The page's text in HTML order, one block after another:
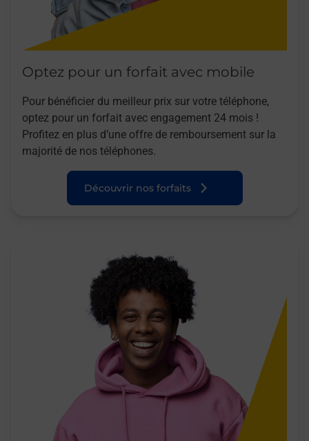
Optez pour un forfait avec mobile
Pour bénéficier du meilleur prix sur votre téléphone,
optez pour un forfait avec engagement 24 mois !
Profitez en plus d’une offre de remboursement sur la
majorité de nos téléphones.
Découvrir nos forfaits